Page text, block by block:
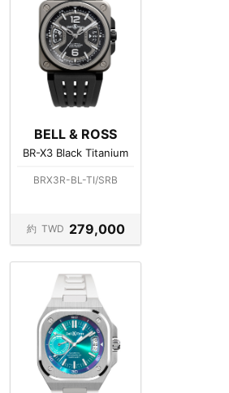
BELL & ROSS
BR-X3 Black Titanium
BRX3R-BL-TI/SRB
約 TWD 279,000